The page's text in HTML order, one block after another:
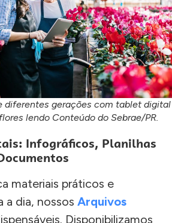
diferentes gerações com tablet digital
lendo Conteúdo do Sebrae/PR.
Infográficos, Planilhas
materiais práticos e
a dia, nossos Arquivos
Disponibilizamos